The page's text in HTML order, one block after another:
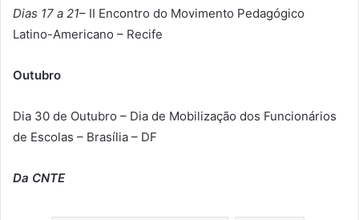
Dias 17 a 21– II Encontro do Movimento Pedagógico
Latino-Americano – Recife
Outubro
Dia 30 de Outubro – Dia de Mobilização dos Funcionários
de Escolas – Brasília – DF
Da CNTE